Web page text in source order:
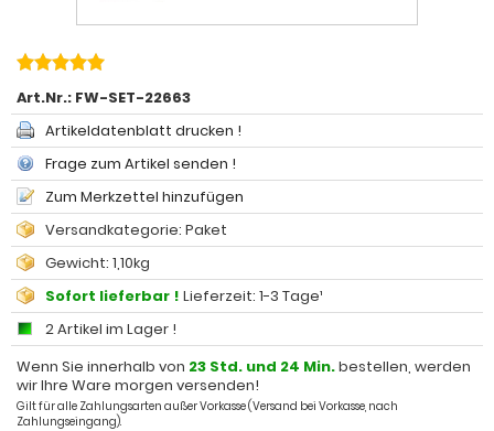
Art.Nr.: FW-SET-22663
Artikeldatenblatt drucken !
Frage zum Artikel senden !
Zum Merkzettel hinzufügen
Versandkategorie: Paket
Gewicht: 1,10kg
Sofort lieferbar ! Lieferzeit: 1-3 Tage¹
2 Artikel im Lager !
Wenn Sie innerhalb von 23 Std. und 24 Min.bestellen, werden
wir Ihre Ware morgen versenden!
Gilt für alle Zahlungsarten außer Vorkasse (Versand bei Vorkasse, nach
Zahlungseingang).